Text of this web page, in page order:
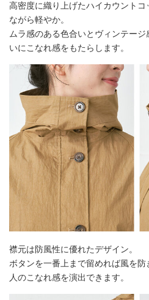
高密度に織り上げたハイカウント
ながら軽やか。
ムラ感のある色合いとヴィンテー
いにこなれ感をもたらします。
襟元は防風性に優れたデザイン。
ボタンを一番上まで留めれば風を
人のこなれ感を演出できます。